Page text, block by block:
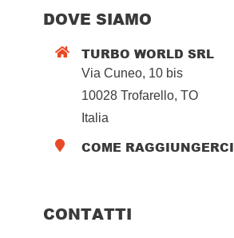
DOVE SIAMO
 TURBO WORLD SRL
Via Cuneo, 10 bis
10028 Trofarello, TO
Italia
 COME RAGGIUNGERCI
CONTATTI